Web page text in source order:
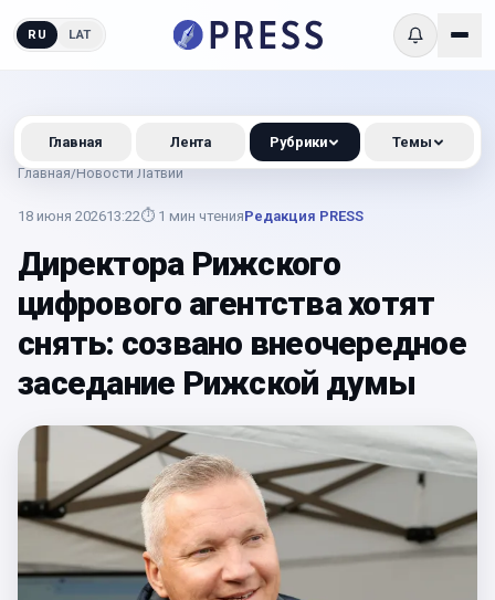
RU LAT
Главная/Новости Латвии
18 июня 202613:22⏱ 1 мин чтенияРедакция PRESS
Директора Рижского
цифрового агентства хотят
снять: созвано внеочередное
заседание Рижской думы
Главная Лента Рубрики Темы